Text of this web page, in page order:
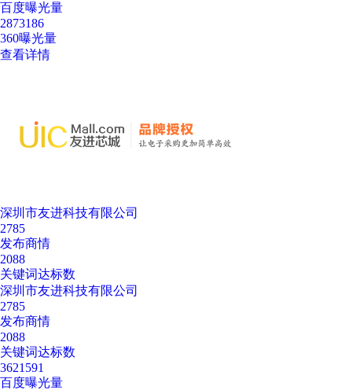
百度曝光量
2873186
360曝光量
查看详情
深圳市友进科技有限公司
2785
发布商情
2088
关键词达标数
深圳市友进科技有限公司
2785
发布商情
2088
关键词达标数
3621591
百度曝光量